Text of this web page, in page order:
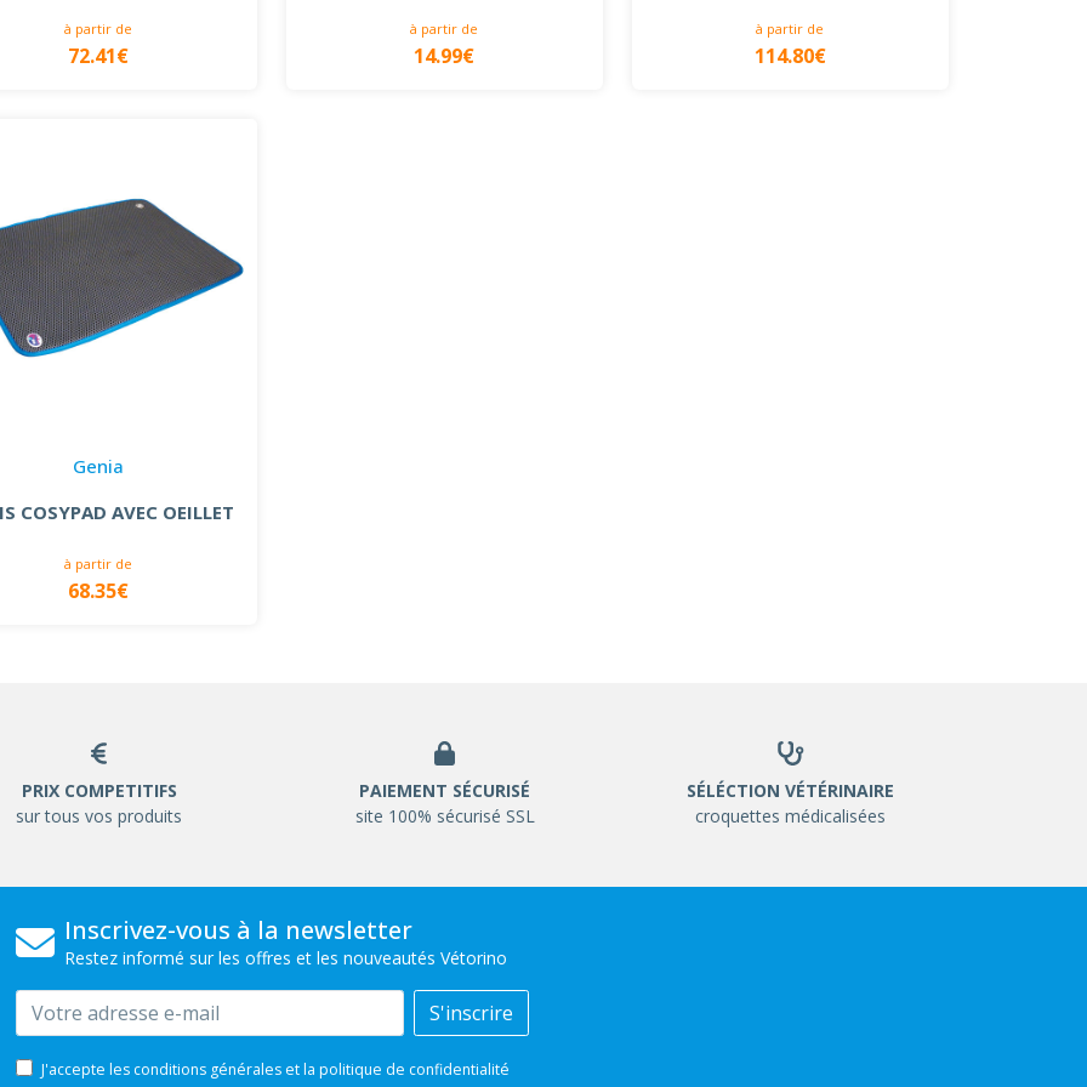
à partir de
72.41€
à partir de
14.99€
à partir de
114.80€
Genia
COSYPAD AVEC OEILLET
à partir de
68.35€
PRIX COMPETITIFS
sur tous vos produits
PAIEMENT SÉCURISÉ
site 100% sécurisé SSL
SÉLÉCTION VÉTÉRINAIRE
croquettes médicalisées
Inscrivez-vous à la newsletter
Restez informé sur les offres et les nouveautés Vétorino
Email S'inscrire
J'accepte les conditions générales et la politique de confidentialité